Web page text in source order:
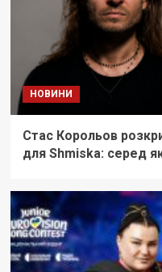
НОВИНИ
Стас Корольов
для Shmiska: серед